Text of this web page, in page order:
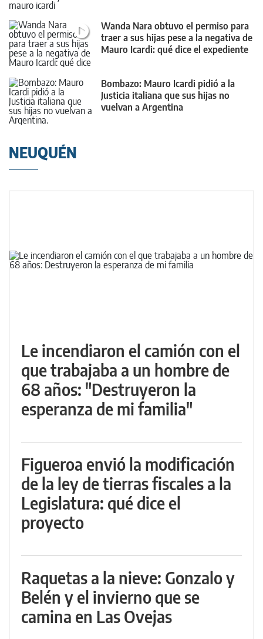
Wanda Nara obtuvo el permiso para
traer a sus hijas pese a la negativa de
Mauro Icardi: qué dice el expediente
Bombazo: Mauro Icardi pidió a la
Justicia italiana que sus hijas no
vuelvan a Argentina
NEUQUÉN
Le incendiaron el camión con el
que trabajaba a un hombre de
68 años: "Destruyeron la
esperanza de mi familia"
Figueroa envió la modificación
de la ley de tierras fiscales a la
Legislatura: qué dice el
proyecto
Raquetas a la nieve: Gonzalo y
Belén y el invierno que se
camina en Las Ovejas